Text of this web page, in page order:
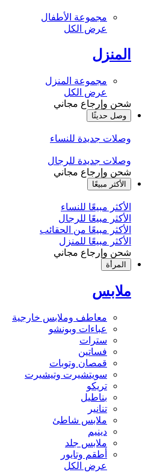
مجموعة الأطفال
عرض الكل
المنزل
مجموعة المنزل
عرض الكل
شحن وإرجاع مجاني
وصل حديثًا
وصلات جديدة للنساء
وصلات جديدة للرجال
شحن وإرجاع مجاني
الأكثر مبيعًا
الأكثر مبيعًا للنساء
الأكثر مبيعًا للرجال
الأكثر مبيعًا من الحقائب
الأكثر مبيعًا للمنزل
شحن وإرجاع مجاني
المرأة
ملابس
معاطف وملابس خارجية
عباءات وبونشو
سترات
فساتين
قمصان وتوبات
سويتشيرت وتيشيرت
تريكو
بناطيل
تنانير
ملابس شاطئ
دينيم
ملابس جلد
أطقم وتايور
عرض الكل